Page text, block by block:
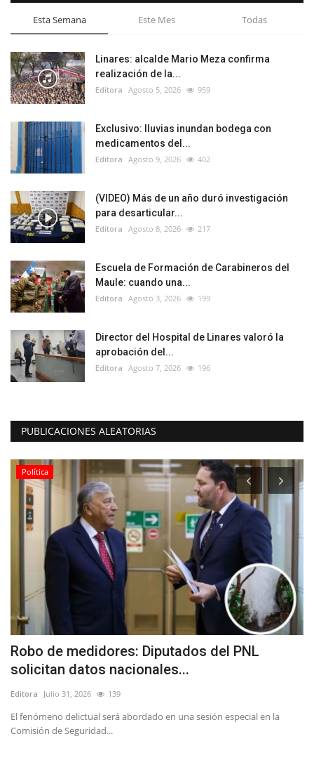
Esta Semana Este Mes Todas
Linares: alcalde Mario Meza confirma
realización de la...
Editora Agosto 5, 2026 959
Exclusivo: lluvias inundan bodega con
medicamentos del...
Editora Agosto 9, 2026 402
(VIDEO) Más de un año duró investigación
para desarticular...
Editora Agosto 8, 2026 217
Escuela de Formación de Carabineros del
Maule: cuando una...
Editora Agosto 3, 2026 199
Director del Hospital de Linares valoró la
aprobación del...
Editora Agosto 7, 2026 196
PUBLICACIONES ALEATORIAS
Política
Robo de medidores: Diputados del PNL
solicitan datos nacionales...
Editora Julio 31, 2026 139
El fenómeno delictual será abordado en una sesión especial en la
Comisión de Seguridad...